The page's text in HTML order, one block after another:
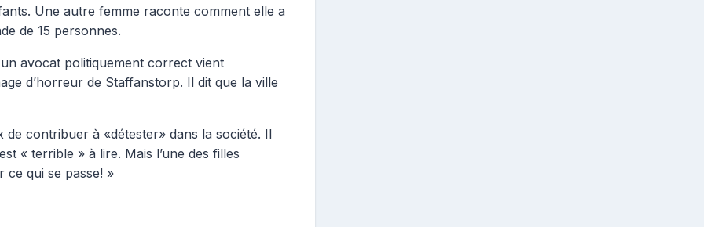
Une autre femme raconte comment elle a
de 15 personnes.
avocat politiquement correct vient
d’horreur de Staffanstorp. Il dit que la ville
de contribuer à «détester» dans la société. Il
« terrible » à lire. Mais l’une des filles
ce qui se passe! »